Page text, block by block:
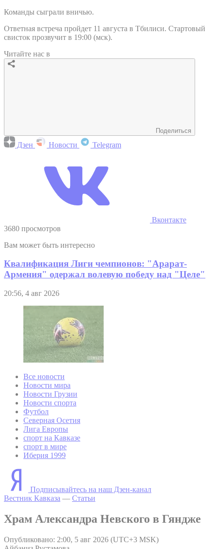
Команды сыграли вничью.
Ответная встреча пройдет 11 августа в Тбилиси. Стартовый
свисток прозвучит в 19:00 (мск).
Читайте нас в
Поделиться
Дзен Новости Telegram
Вконтакте
3680 просмотров
Вам может быть интересно
Квалификация Лиги чемпионов: "Арарат-
Армения" одержал волевую победу над "Целе"
20:56, 4 авг 2026
Все новости
Новости мира
Новости Грузии
Новости спорта
Футбол
Северная Осетия
Лига Европы
спорт на Кавказе
спорт в мире
Иберия 1999
Подписывайтесь на наш Дзен-канал
Вестник Кавказа — Статьи
Храм Александра Невского в Гяндже
Опубликовано: 2:00, 5 авг 2026 (UTC+3 MSK)